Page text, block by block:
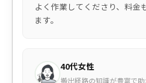
よく作業してくださり、料金
ます。
40代女性
搬出経路の知識が豊富で